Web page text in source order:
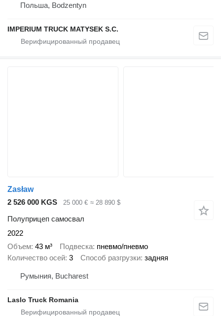
Польша, Bodzentyn
IMPERIUM TRUCK MATYSEK S.C.
Zasław
2 526 000 KGS
25 000 € ≈ 28 890 $
Полуприцеп самосвал
2022
Объем 43 м³ Подвеска пневмо/пневмо
Количество осей 3 Способ разгрузки задняя
Румыния, Bucharest
Laslo Truck Romania